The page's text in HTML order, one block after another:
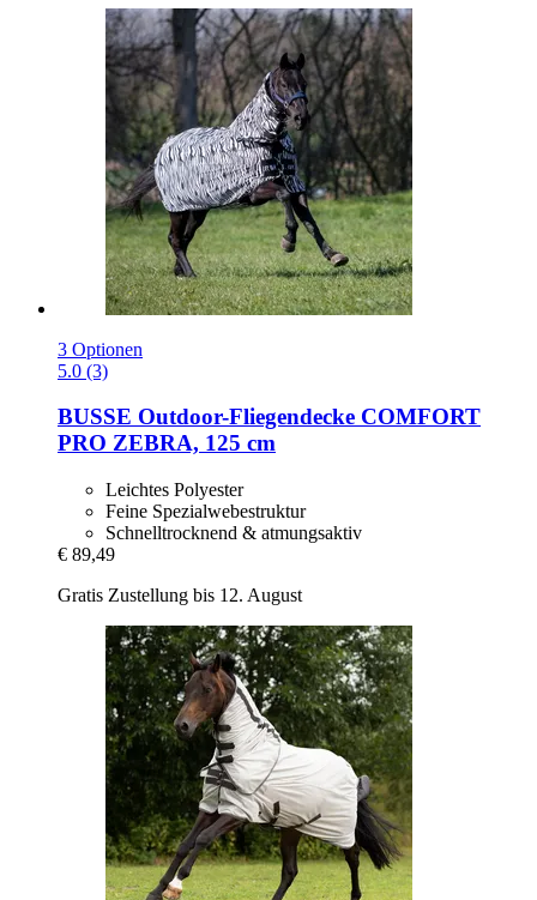
3 Optionen
5.0 (3)
BUSSE Outdoor-​Fliegendecke COMFORT
PRO ZEBRA, 125 cm
Leichtes Polyester
Feine Spezialwebestruktur
Schnelltrocknend & atmungsaktiv
€ 89,49
Gratis Zustellung bis 12. August